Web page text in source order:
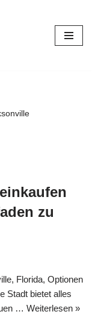
zu
Florida, Optionen
Stadt bietet alles
… Weiterlesen »